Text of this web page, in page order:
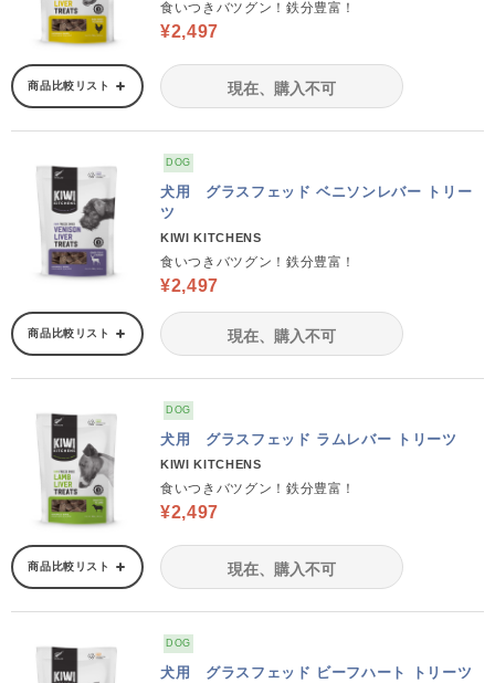
食いつきバツグン！鉄分豊富！
¥2,497
商品比較リスト 現在、購入不可
DOG
犬用 グラスフェッド ベニソンレバー トリー
ツ
KIWI KITCHENS
食いつきバツグン！鉄分豊富！
¥2,497
商品比較リスト 現在、購入不可
DOG
犬用 グラスフェッド ラムレバー トリーツ
KIWI KITCHENS
食いつきバツグン！鉄分豊富！
¥2,497
商品比較リスト 現在、購入不可
DOG
犬用 グラスフェッド ビーフハート トリーツ